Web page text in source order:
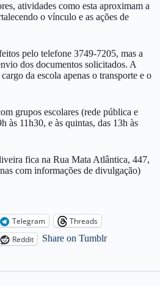
atividades como esta aproximam a
o vínculo e as ações de
pelo telefone 3749-7205, mas a
dos documentos solicitados. A
da escola apenas o transporte e o
grupos escolares (rede pública e
às 11h30, e às quintas, das 13h às
fica na Rua Mata Atlântica, 447,
com informações de divulgação)
Telegram
Threads
Reddit Share on Tumblr